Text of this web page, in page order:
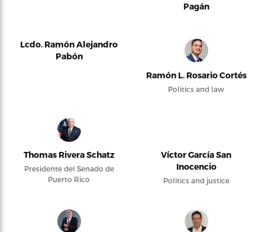
Pagán
Lcdo. Ramón Alejandro
Pabón
Ramón L. Rosario Cortés
Politics and law
Thomas Rivera Schatz
Presidente del Senado de
Puerto Rico
Víctor García San
Inocencio
Politics and justice